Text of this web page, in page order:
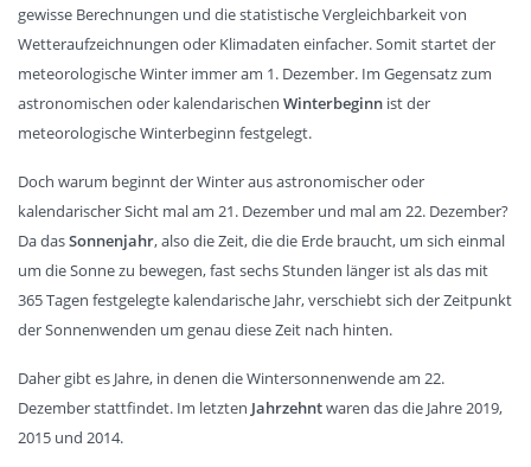
gewisse Berechnungen und die statistische Vergleichbarkeit von
Wetteraufzeichnungen oder Klimadaten einfacher. Somit startet der
meteorologische Winter immer am 1. Dezember. Im Gegensatz zum
astronomischen oder kalendarischen Winterbeginn ist der
meteorologische Winterbeginn festgelegt.
Doch warum beginnt der Winter aus astronomischer oder
kalendarischer Sicht mal am 21. Dezember und mal am 22. Dezember?
Da dasSonnenjahr, also die Zeit, die die Erde braucht, um sich einmal
um die Sonne zu bewegen, fast sechs Stunden länger ist als das mit
365 Tagen festgelegte kalendarische Jahr, verschiebt sich der Zeitpunkt
der Sonnenwenden um genau diese Zeit nach hinten.
Daher gibt es Jahre, in denen die Wintersonnenwende am 22.
Dezember stattfindet. Im letzten Jahrzehntwaren das die Jahre 2019,
2015 und 2014.